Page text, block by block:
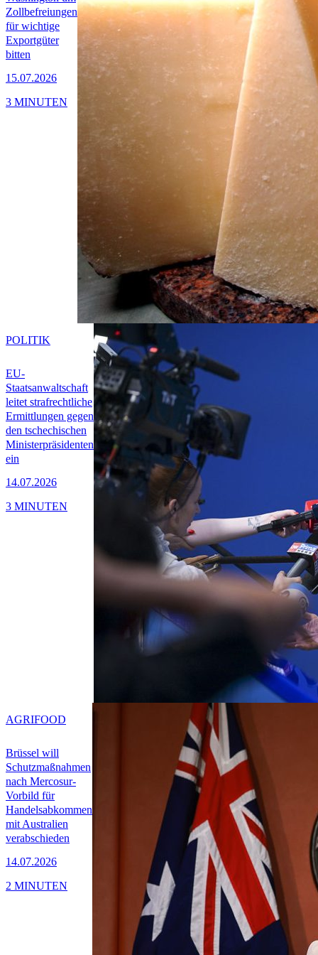
Zollbefreiungen
für wichtige
Exportgüter
bitten
15.07.2026
3 MINUTEN
EU-
Staatsanwaltschaft
leitet strafrechtliche
Ermittlungen gegen
den tschechischen
Ministerpräsidenten
ein
14.07.2026
POLITIK
3 MINUTEN
Brüssel will
Schutzmaßnahmen
nach Mercosur-
Vorbild für
Handelsabkommen
mit Australien
verabschieden
14.07.2026
AGRIFOOD
2 MINUTEN